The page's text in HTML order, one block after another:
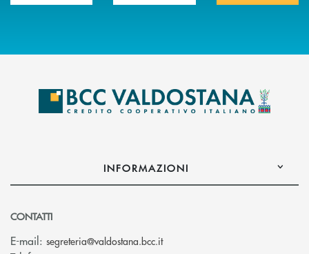
INFORMAZIONI
CONTATTI
E-mail: segreteria@valdostana.bcc.it(si apre l’app di posta